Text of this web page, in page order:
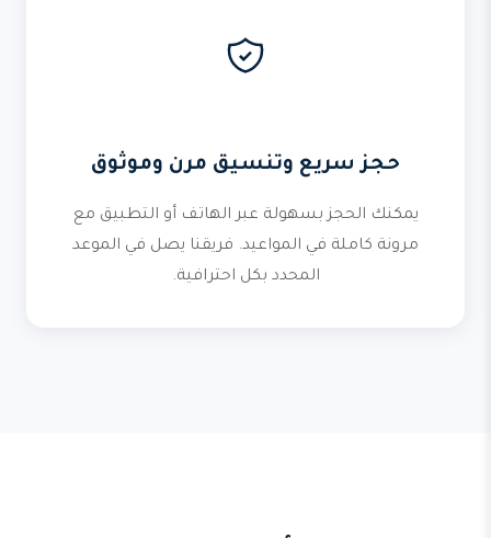
حجز سريع وتنسيق مرن وموثوق
يمكنك الحجز بسهولة عبر الهاتف أو التطبيق مع
مرونة كاملة في المواعيد. فريقنا يصل في الموعد
المحدد بكل احترافية.